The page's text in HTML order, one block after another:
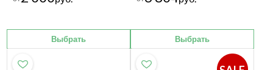
Выбрать Выбрать